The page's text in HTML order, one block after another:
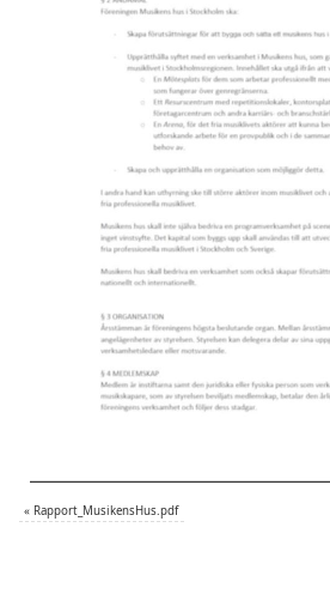
« Rapport_MusikensHus.pdf